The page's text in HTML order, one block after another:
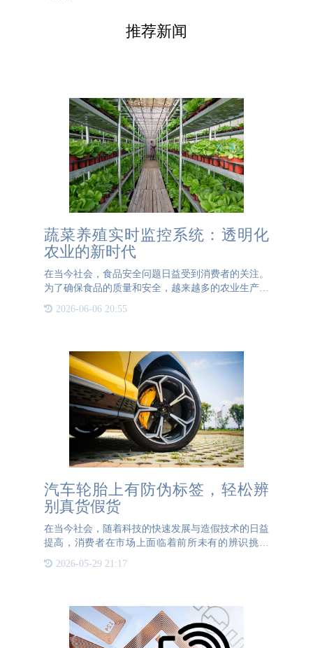
推荐新闻
蔬菜养殖实时监控系统：透明化
农业的新时代
在当今社会，食品安全问题日益受到消费者的关注。
为了确保食品的质量和安全，越来越多的农业生产者
其中，蔬菜养殖实时监控系统结合一物一码可变二维
2026-06-06 20:55
汽车轮胎上有防伪标签，轻松辨
别真货假货
在当今社会，随着科技的快速发展与造假技术的日益
提高，消费者在市场上面临着前所未有的辨识挑战
——如何确保购买到的是正品而非仿制品？特别是在
汽车零部件领域，假冒伪劣产品的存在不仅可能影响
2026-05-29 21:17